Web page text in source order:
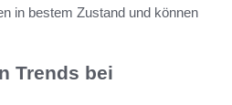
in bestem Zustand und können
Trends bei